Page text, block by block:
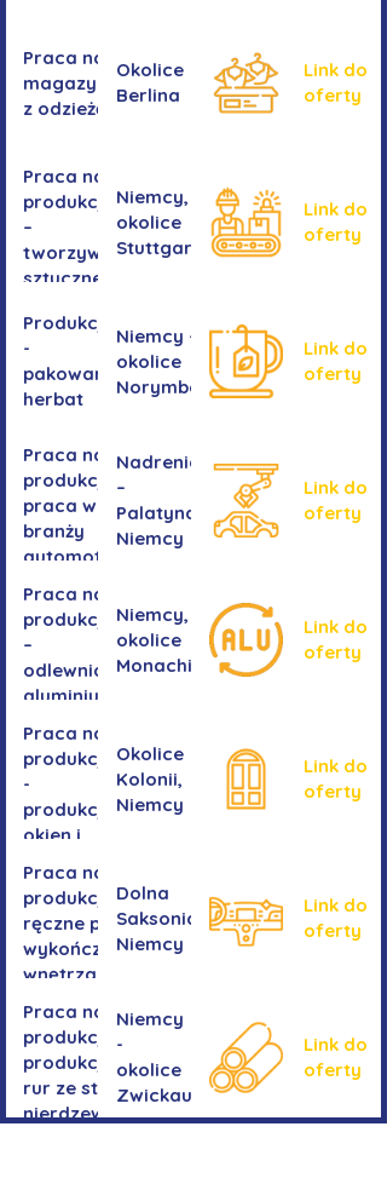
Praca na
magazynie
z odzieżą
Okolice
Berlina
Link do
oferty
Praca na
produkcji
–
tworzywa
sztuczne
Niemcy,
okolice
Stuttgartu
Link do
oferty
Produkcja
-
pakowanie
herbat
Niemcy -
okolice
Norymbergii
Link do
oferty
Praca na
produkcji -
praca w
branży
automotive
Nadrenia
–
Palatynat,
Niemcy
Link do
oferty
Praca na
produkcji
–
odlewnia
aluminium
Niemcy,
okolice
Monachium
Link do
oferty
Praca na
produkcji
-
produkcja
okien i
Okolice
Kolonii,
Niemcy
Link do
oferty
Praca na
produkcji -
ręczne prace
wykończeniowe
wnętrza aut
Dolna
Saksonia,
Niemcy
Link do
oferty
Praca na
produkcji-
produkcja
rur ze stali
nierdzewnej
Niemcy
-
okolice
Zwickau
Link do
oferty